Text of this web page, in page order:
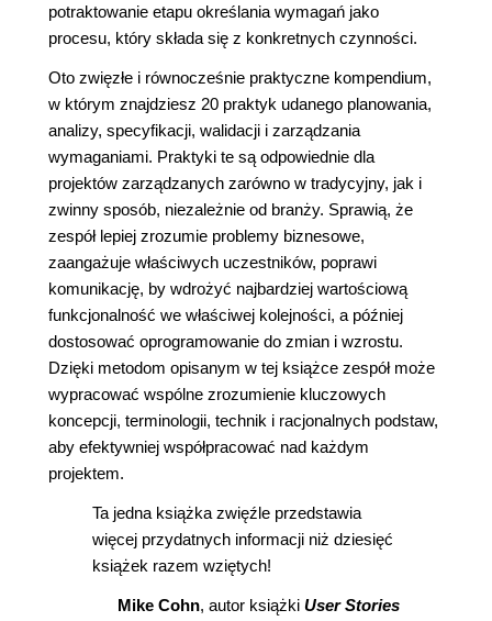
potraktowanie etapu określania wymagań jako
procesu, który składa się z konkretnych czynności.
Oto zwięzłe i równocześnie praktyczne kompendium,
w którym znajdziesz 20 praktyk udanego planowania,
analizy, specyfikacji, walidacji i zarządzania
wymaganiami. Praktyki te są odpowiednie dla
projektów zarządzanych zarówno w tradycyjny, jak i
zwinny sposób, niezależnie od branży. Sprawią, że
zespół lepiej zrozumie problemy biznesowe,
zaangażuje właściwych uczestników, poprawi
komunikację, by wdrożyć najbardziej wartościową
funkcjonalność we właściwej kolejności, a później
dostosować oprogramowanie do zmian i wzrostu.
Dzięki metodom opisanym w tej książce zespół może
wypracować wspólne zrozumienie kluczowych
koncepcji, terminologii, technik i racjonalnych podstaw,
aby efektywniej współpracować nad każdym
projektem.
Ta jedna książka zwięźle przedstawia
więcej przydatnych informacji niż dziesięć
książek razem wziętych!
Mike Cohn, autor książki User Stories